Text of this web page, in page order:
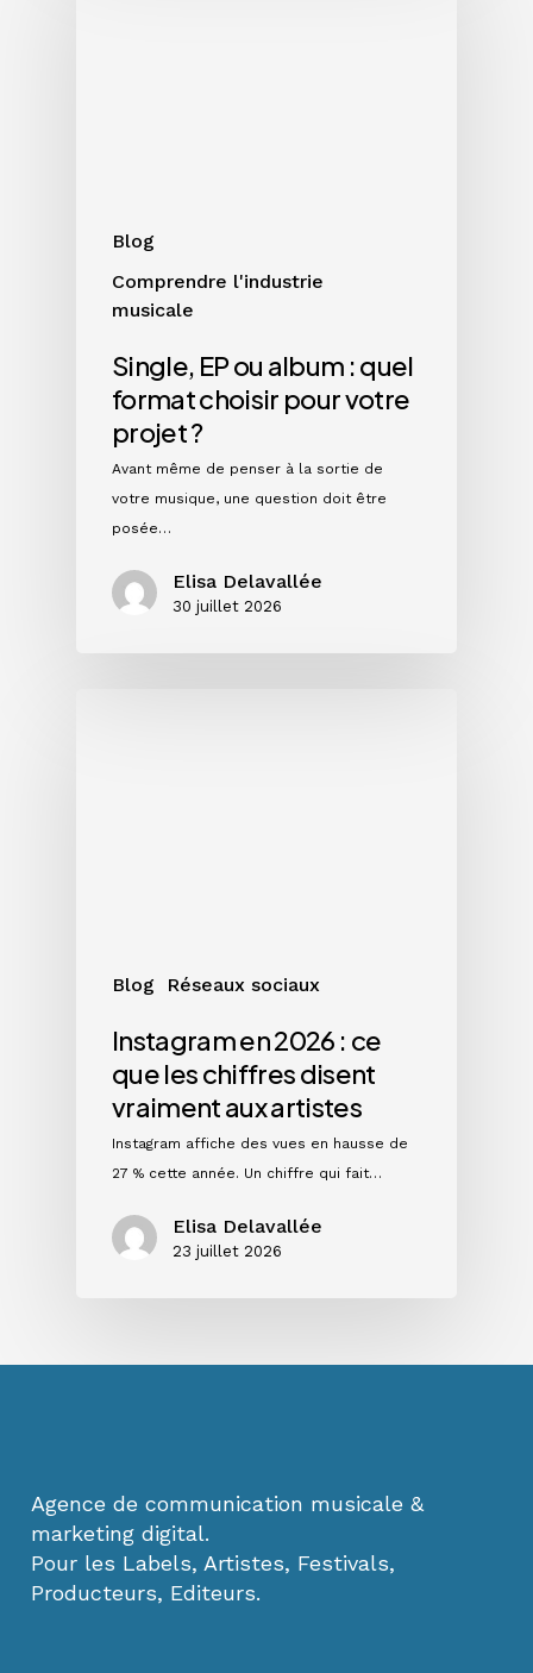
Blog
Comprendre l'industrie
musicale
Single, EP ou album : quel
format choisir pour votre
projet ?
Avant même de penser à la sortie de
votre musique, une question doit être
posée…
Elisa Delavallée
30 juillet 2026
Blog Réseaux sociaux
artistes
Instagram en 2026 : ce
que les chiffres disent
vraiment aux artistes
Instagram affiche des vues en hausse de
27 % cette année. Un chiffre qui fait…
Elisa Delavallée
23 juillet 2026
Agence de communication musicale &
marketing digital.
Pour les Labels, Artistes, Festivals,
Producteurs, Editeurs.